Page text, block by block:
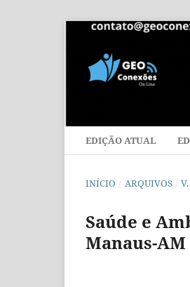
EDIÇÃO ATUAL
INÍCIO / ARQUIVOS /
Saúde e
Manaus-AM